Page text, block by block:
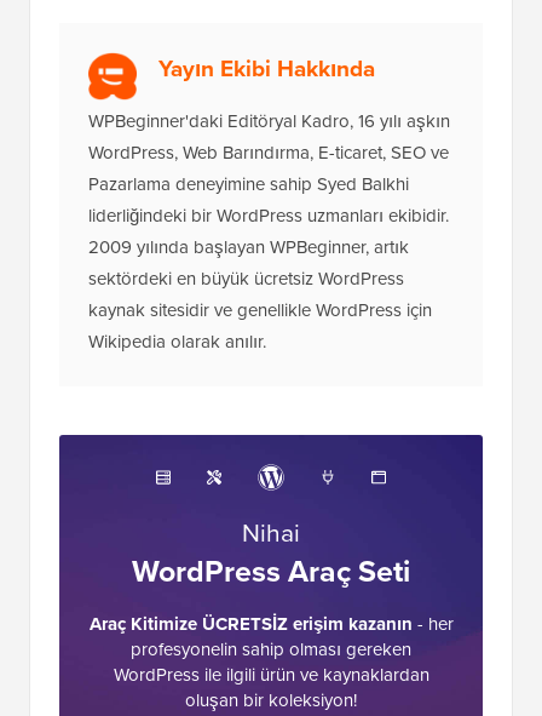
Yayın Ekibi Hakkında
WPBeginner'daki Editöryal Kadro, 16 yılı aşkın
WordPress, Web Barındırma, E-ticaret, SEO ve
Pazarlama deneyimine sahip Syed Balkhi
liderliğindeki bir WordPress uzmanları ekibidir.
2009 yılında başlayan WPBeginner, artık
sektördeki en büyük ücretsiz WordPress
kaynak sitesidir ve genellikle WordPress için
Wikipedia olarak anılır.
Nihai
WordPress Araç Seti
Araç Kitimize ÜCRETSİZ erişim kazanın - her
profesyonelin sahip olması gereken
WordPress ile ilgili ürün ve kaynaklardan
oluşan bir koleksiyon!